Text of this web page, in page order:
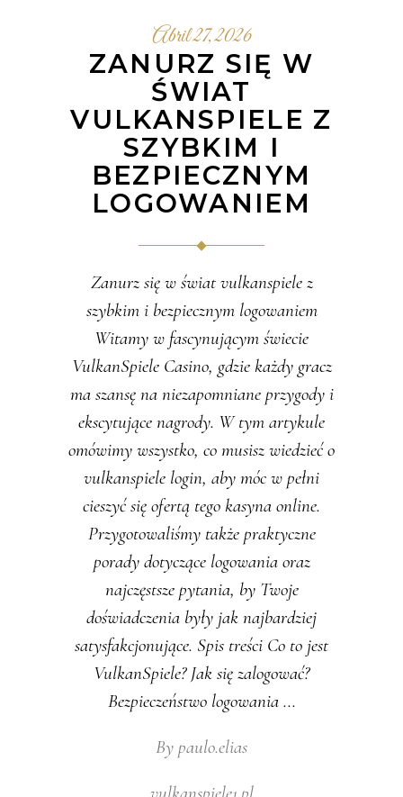
Abril 27, 2026
ZANURZ SIĘ W
ŚWIAT
VULKANSPIELE Z
SZYBKIM I
BEZPIECZNYM
LOGOWANIEM
Zanurz się w świat vulkanspiele z
szybkim i bezpiecznym logowaniem
Witamy w fascynującym świecie
VulkanSpiele Casino, gdzie każdy gracz
ma szansę na niezapomniane przygody i
ekscytujące nagrody. W tym artykule
omówimy wszystko, co musisz wiedzieć o
vulkanspiele login, aby móc w pełni
cieszyć się ofertą tego kasyna online.
Przygotowaliśmy także praktyczne
porady dotyczące logowania oraz
najczęstsze pytania, by Twoje
doświadczenia były jak najbardziej
satysfakcjonujące. Spis treści Co to jest
VulkanSpiele? Jak się zalogować?
Bezpieczeństwo logowania
By paulo.elias